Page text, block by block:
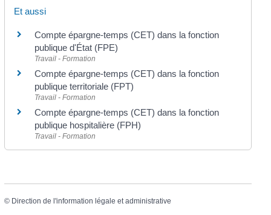
Et aussi
Compte épargne-temps (CET) dans la fonction
publique d'État (FPE)
Travail - Formation
Compte épargne-temps (CET) dans la fonction
publique territoriale (FPT)
Travail - Formation
Compte épargne-temps (CET) dans la fonction
publique hospitalière (FPH)
Travail - Formation
© Direction de l'information légale et administrative